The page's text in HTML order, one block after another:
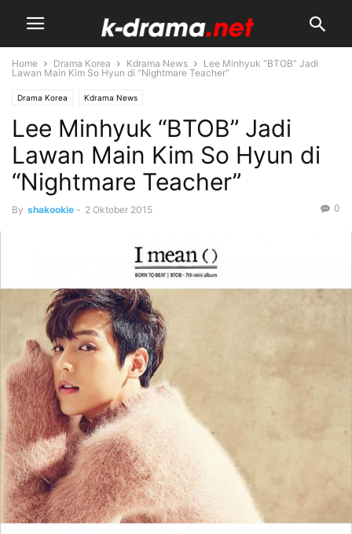
Home Drama Korea Kdrama News
Lee Minhyuk “BTOB” Jadi
Lawan Main Kim So Hyun di “Nightmare Teacher”
Drama Korea Kdrama News
Lee Minhyuk “BTOB” Jadi
Lawan Main Kim So Hyun di
“Nightmare Teacher”
By shakookie - 2 Oktober 2015 0